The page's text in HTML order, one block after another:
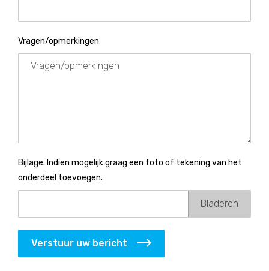
Vragen/opmerkingen
Bijlage. Indien mogelijk graag een foto of tekening van het
onderdeel toevoegen.
Verstuur uw bericht